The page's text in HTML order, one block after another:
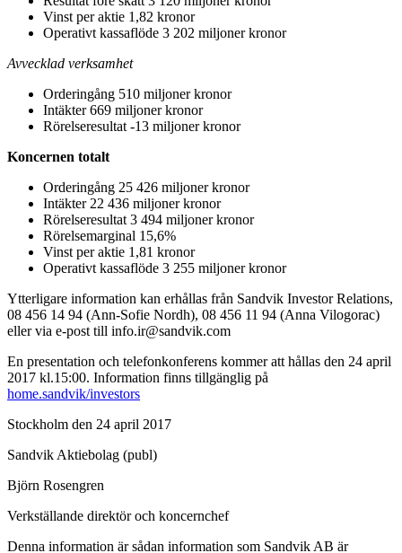
Vinst per aktie 1,82 kronor
Operativt kassaflöde 3 202 miljoner kronor
Avvecklad verksamhet
Orderingång 510 miljoner kronor
Intäkter 669 miljoner kronor
Rörelseresultat -13 miljoner kronor
Koncernen totalt
Orderingång 25 426 miljoner kronor
Intäkter 22 436 miljoner kronor
Rörelseresultat 3 494 miljoner kronor
Rörelsemarginal 15,6%
Vinst per aktie 1,81 kronor
Operativt kassaflöde 3 255 miljoner kronor
Ytterligare information kan erhållas från Sandvik Investor Relations,
08 456 14 94 (Ann-Sofie Nordh), 08 456 11 94 (Anna Vilogorac)
eller via e-post till info.ir@sandvik.com
En presentation och telefonkonferens kommer att hållas den 24 april
2017 kl.15:00. Information finns tillgänglig på
home.sandvik/investors
Stockholm den 24 april 2017
Sandvik Aktiebolag (publ)
Björn Rosengren
Verkställande direktör och koncernchef
Denna information är sådan information som Sandvik AB är